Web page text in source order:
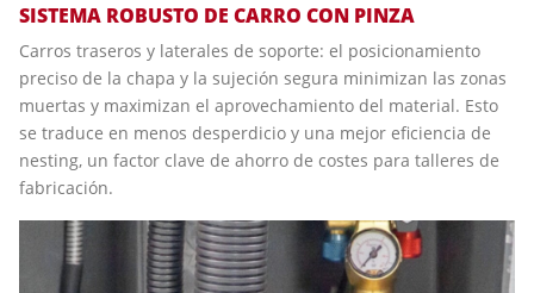
SISTEMA ROBUSTO DE CARRO CON PINZA
Carros traseros y laterales de soporte: el posicionamiento
preciso de la chapa y la sujeción segura minimizan las zonas
muertas y maximizan el aprovechamiento del material. Esto
se traduce en menos desperdicio y una mejor eficiencia de
nesting, un factor clave de ahorro de costes para talleres de
fabricación.